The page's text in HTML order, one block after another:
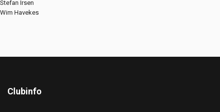
Stefan Irsen
Wim Havekes
Clubinfo